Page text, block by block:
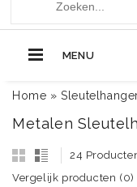
MENU
Home »
Metalen
24
Vergelijk producten (0)